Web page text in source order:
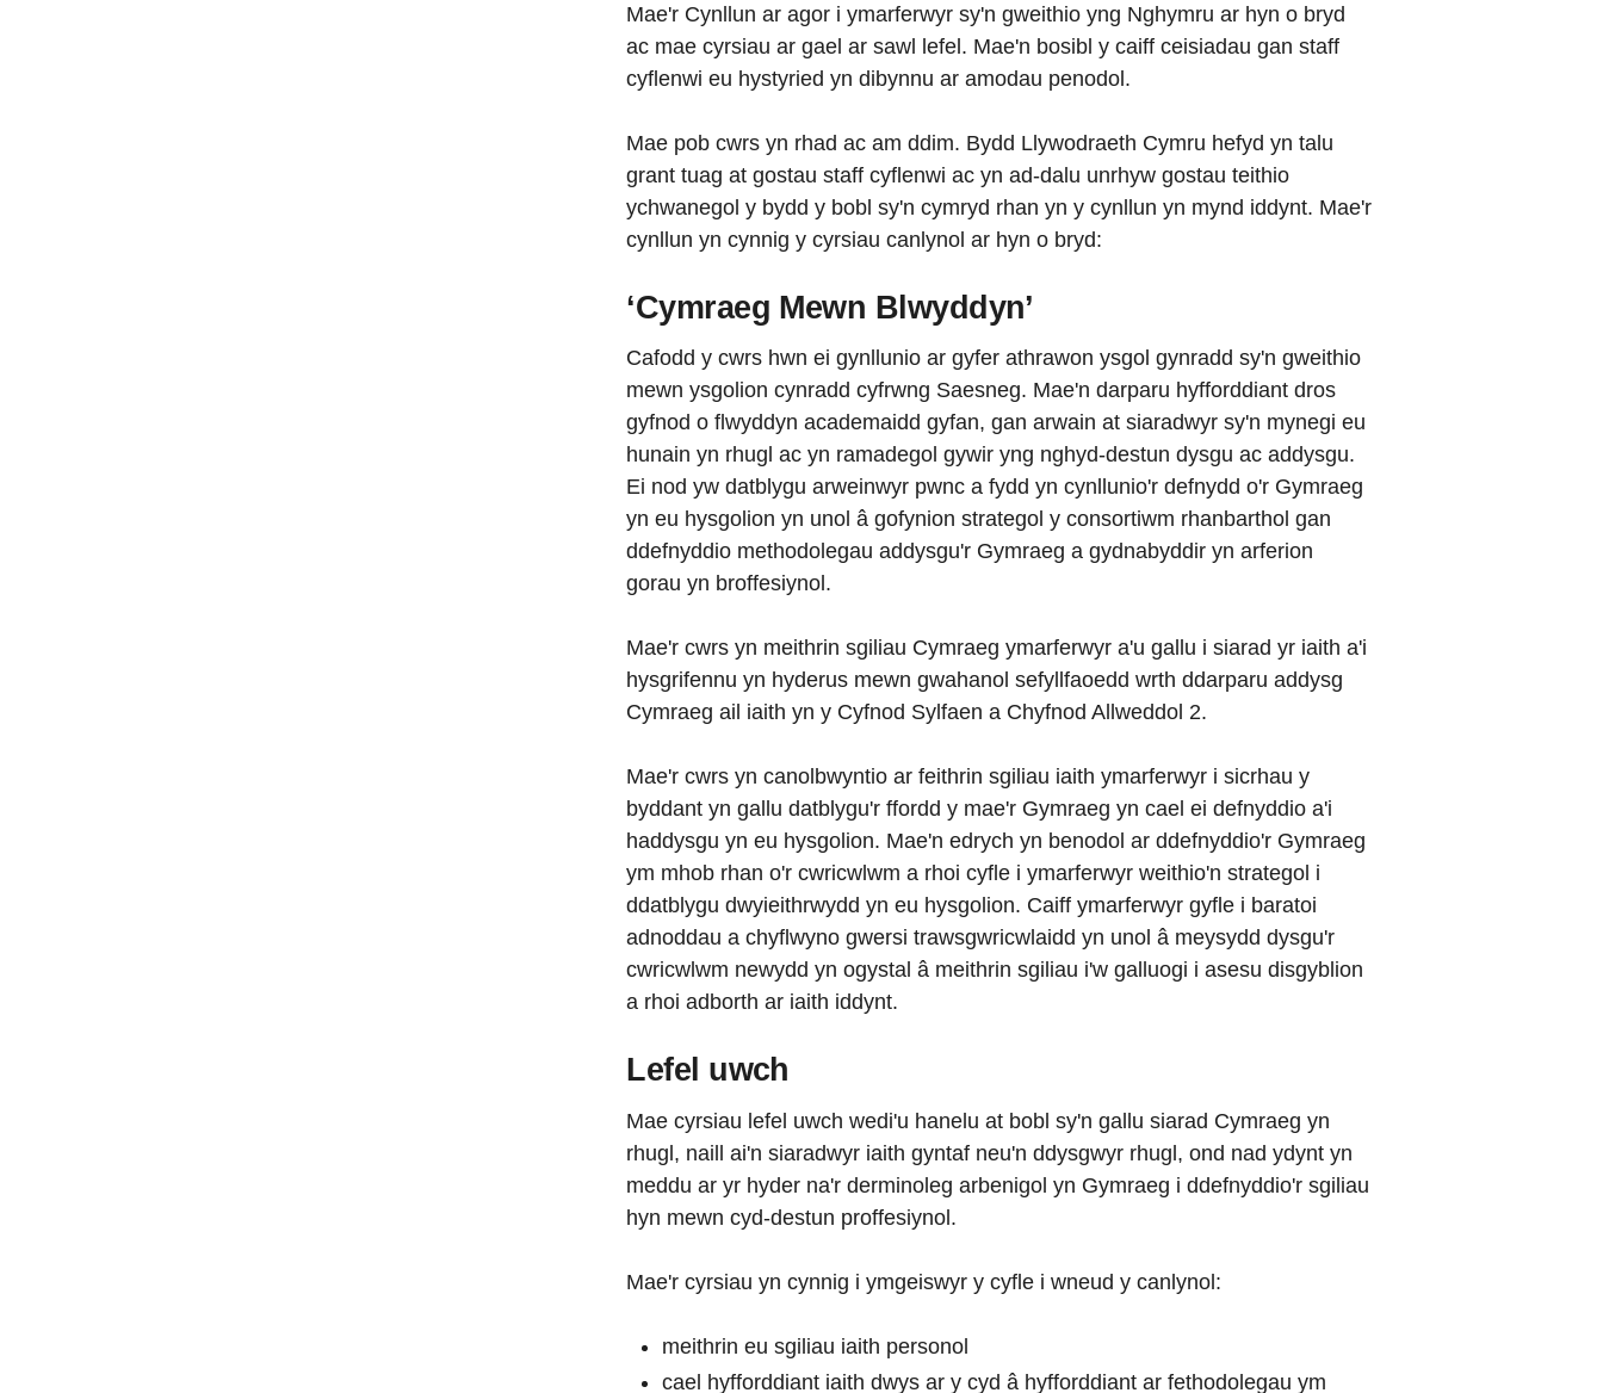
Mae'r Cynllun ar agor i ymarferwyr sy'n gweithio yng Nghymru ar hyn o bryd
ac mae cyrsiau ar gael ar sawl lefel. Mae'n bosibl y caiff ceisiadau gan staff
cyflenwi eu hystyried yn dibynnu ar amodau penodol.
Mae pob cwrs yn rhad ac am ddim. Bydd Llywodraeth Cymru hefyd yn talu
grant tuag at gostau staff cyflenwi ac yn ad-dalu unrhyw gostau teithio
ychwanegol y bydd y bobl sy'n cymryd rhan yn y cynllun yn mynd iddynt. Mae'r
cynllun yn cynnig y cyrsiau canlynol ar hyn o bryd:
‘Cymraeg Mewn Blwyddyn’
Cafodd y cwrs hwn ei gynllunio ar gyfer athrawon ysgol gynradd sy'n gweithio
mewn ysgolion cynradd cyfrwng Saesneg. Mae'n darparu hyfforddiant dros
gyfnod o flwyddyn academaidd gyfan, gan arwain at siaradwyr sy'n mynegi eu
hunain yn rhugl ac yn ramadegol gywir yng nghyd-destun dysgu ac addysgu.
Ei nod yw datblygu arweinwyr pwnc a fydd yn cynllunio'r defnydd o'r Gymraeg
yn eu hysgolion yn unol â gofynion strategol y consortiwm rhanbarthol gan
ddefnyddio methodolegau addysgu'r Gymraeg a gydnabyddir yn arferion
gorau yn broffesiynol.
Mae'r cwrs yn meithrin sgiliau Cymraeg ymarferwyr a'u gallu i siarad yr iaith a'i
hysgrifennu yn hyderus mewn gwahanol sefyllfaoedd wrth ddarparu addysg
Cymraeg ail iaith yn y Cyfnod Sylfaen a Chyfnod Allweddol 2.
Mae'r cwrs yn canolbwyntio ar feithrin sgiliau iaith ymarferwyr i sicrhau y
byddant yn gallu datblygu'r ffordd y mae'r Gymraeg yn cael ei defnyddio a'i
haddysgu yn eu hysgolion. Mae'n edrych yn benodol ar ddefnyddio'r Gymraeg
ym mhob rhan o'r cwricwlwm a rhoi cyfle i ymarferwyr weithio'n strategol i
ddatblygu dwyieithrwydd yn eu hysgolion. Caiff ymarferwyr gyfle i baratoi
adnoddau a chyflwyno gwersi trawsgwricwlaidd yn unol â meysydd dysgu'r
cwricwlwm newydd yn ogystal â meithrin sgiliau i'w galluogi i asesu disgyblion
a rhoi adborth ar iaith iddynt.
Lefel uwch
Mae cyrsiau lefel uwch wedi'u hanelu at bobl sy'n gallu siarad Cymraeg yn
rhugl, naill ai'n siaradwyr iaith gyntaf neu'n ddysgwyr rhugl, ond nad ydynt yn
meddu ar yr hyder na'r derminoleg arbenigol yn Gymraeg i ddefnyddio'r sgiliau
hyn mewn cyd-destun proffesiynol.
Mae'r cyrsiau yn cynnig i ymgeiswyr y cyfle i wneud y canlynol:
meithrin eu sgiliau iaith personol
cael hyfforddiant iaith dwys ar y cyd â hyfforddiant ar fethodolegau ym